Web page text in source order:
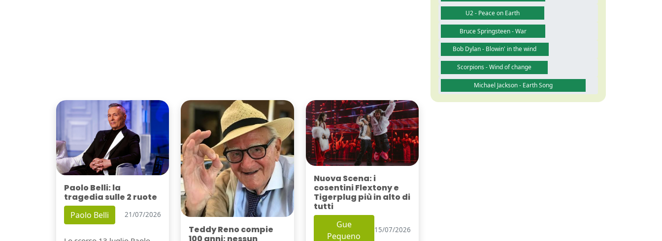
Paolo Belli: la
tragedia sulle 2 ruote
Paolo Belli 21/07/2026
Teddy Reno compie
100 anni: nessun
Nuova Scena: i
cosentini Flextony e
Tigerplug più in alto di
tutti
Gue
Pequeno
15/07/2026
U2 - Peace on Earth
Bruce Springsteen - War
Bob Dylan - Blowin' in the wind
Scorpions - Wind of change
Michael Jackson - Earth Song